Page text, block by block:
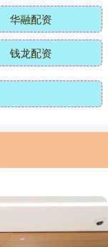
华融配资
钱龙配资